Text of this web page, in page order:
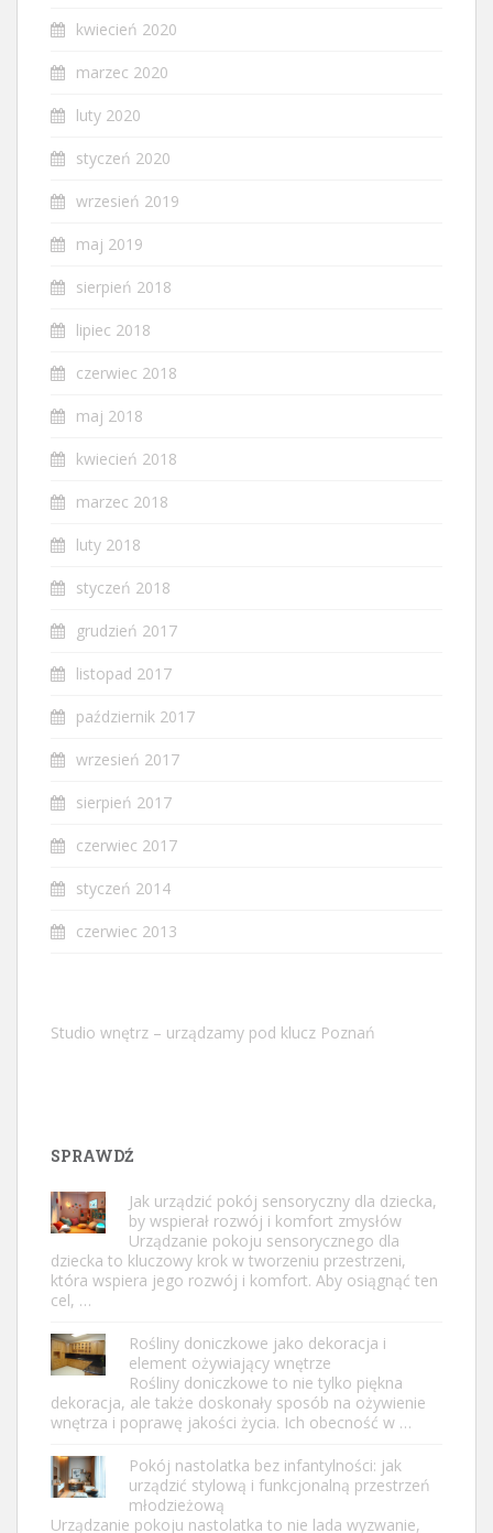
kwiecień 2020
marzec 2020
luty 2020
styczeń 2020
wrzesień 2019
maj 2019
sierpień 2018
lipiec 2018
czerwiec 2018
maj 2018
kwiecień 2018
marzec 2018
luty 2018
styczeń 2018
grudzień 2017
listopad 2017
październik 2017
wrzesień 2017
sierpień 2017
czerwiec 2017
styczeń 2014
czerwiec 2013
Studio wnętrz – urządzamy pod klucz Poznań
SPRAWDŹ
Jak urządzić pokój sensoryczny dla dziecka,
by wspierał rozwój i komfort zmysłów
Urządzanie pokoju sensorycznego dla
dziecka to kluczowy krok w tworzeniu przestrzeni,
która wspiera jego rozwój i komfort. Aby osiągnąć ten
cel, …
Rośliny doniczkowe jako dekoracja i
element ożywiający wnętrze
Rośliny doniczkowe to nie tylko piękna
dekoracja, ale także doskonały sposób na ożywienie
wnętrza i poprawę jakości życia. Ich obecność w …
Pokój nastolatka bez infantylności: jak
urządzić stylową i funkcjonalną przestrzeń
młodzieżową
Urządzanie pokoju nastolatka to nie lada wyzwanie,